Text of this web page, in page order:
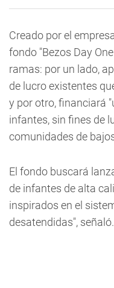
Creado por el
fondo "Bezos Day
ramas: por un lado,
de lucro existentes
y por otro, financiará
infantes, sin fines de
comunidades de
El fondo buscará
de infantes de alta
inspirados en el
desatendidas", señaló.